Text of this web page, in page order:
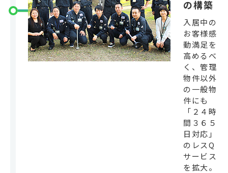
の構築
入居中の
お客様感
動満足を
高めるべ
く、管理
物件以外
の一般物
件にも
「２４時
間３６５
日対応」
のレスQ
サービス
を拡大。